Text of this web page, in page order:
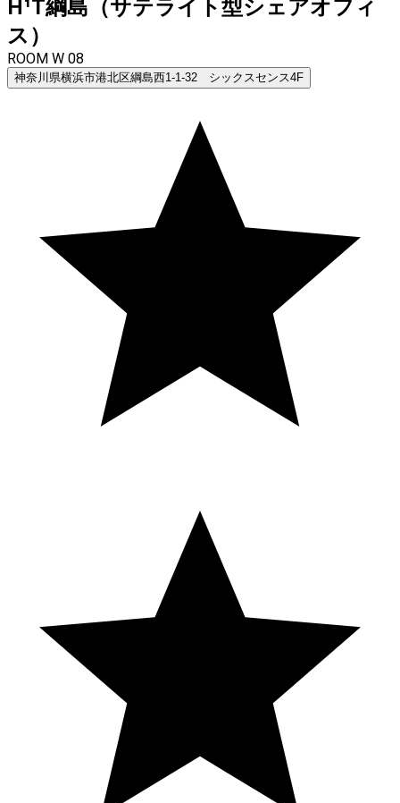
H¹T綱島（サテライト型シェアオフィ
ス）
ROOM W 08
神奈川県横浜市港北区綱島西1-1-32 シックスセンス4F